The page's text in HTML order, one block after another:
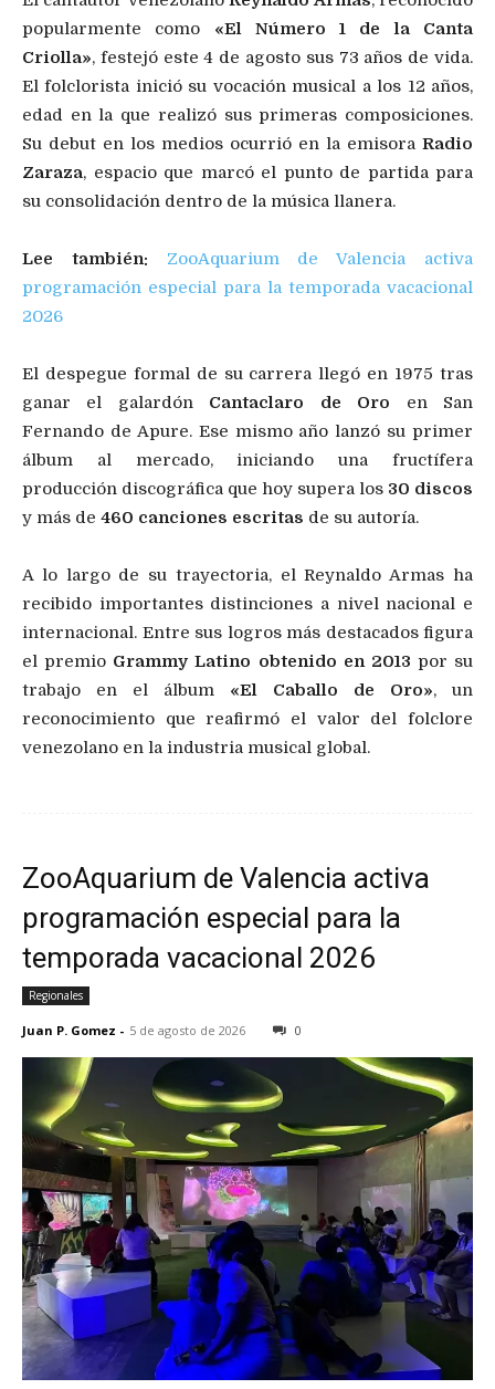
popularmente como «El Número 1 de la Canta
Criolla», festejó este 4 de agosto sus 73 años de vida.
El folclorista inició su vocación musical a los 12 años,
edad en la que realizó sus primeras composiciones.
Su debut en los medios ocurrió en la emisora Radio
Zaraza, espacio que marcó el punto de partida para
su consolidación dentro de la música llanera.
Lee también: ZooAquarium de Valencia activa
programación especial para la temporada vacacional
2026
El despegue formal de su carrera llegó en 1975 tras
ganar el galardón Cantaclaro de Oro en San
Fernando de Apure. Ese mismo año lanzó su primer
álbum al mercado, iniciando una fructífera
producción discográfica que hoy supera los 30 discos
y más de 460 canciones escritas de su autoría.
A lo largo de su trayectoria, el Reynaldo Armas ha
recibido importantes distinciones a nivel nacional e
internacional. Entre sus logros más destacados figura
el premio Grammy Latino obtenido en 2013 por su
trabajo en el álbum «El Caballo de Oro», un
reconocimiento que reafirmó el valor del folclore
venezolano en la industria musical global.
ZooAquarium de Valencia activa
programación especial para la
temporada vacacional 2026
Regionales
Juan P. Gomez - 5 de agosto de 2026 0